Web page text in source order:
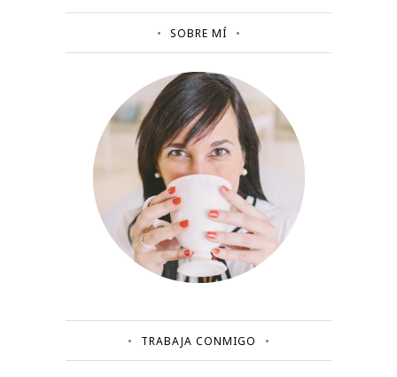
SOBRE MÍ
TRABAJA CONMIGO